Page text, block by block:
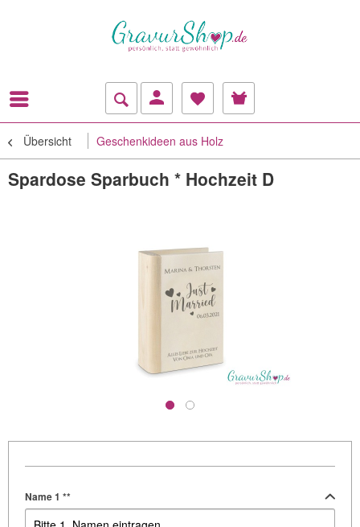
Übersicht Geschenkideen aus Holz
Spardose Sparbuch * Hochzeit D
Name 1 **